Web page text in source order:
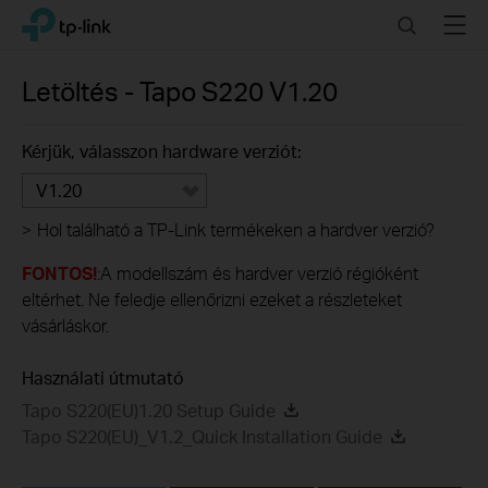
Click
navigation
TP-Link, Reliably Smart SearchMenu
Letöltés -Tapo S220 V1.20
Kérjük, válasszon hardware verziót:
V1.20
> Hol található a TP-Link termékeken a hardver verzió?
FONTOS!:A modellszám és hardver verzió régióként
eltérhet. Ne feledje ellenőrizni ezeket a részleteket
vásárláskor.
Használati útmutató
Tapo S220(EU)1.20 Setup Guide
Tapo S220(EU)_V1.2_Quick Installation Guide